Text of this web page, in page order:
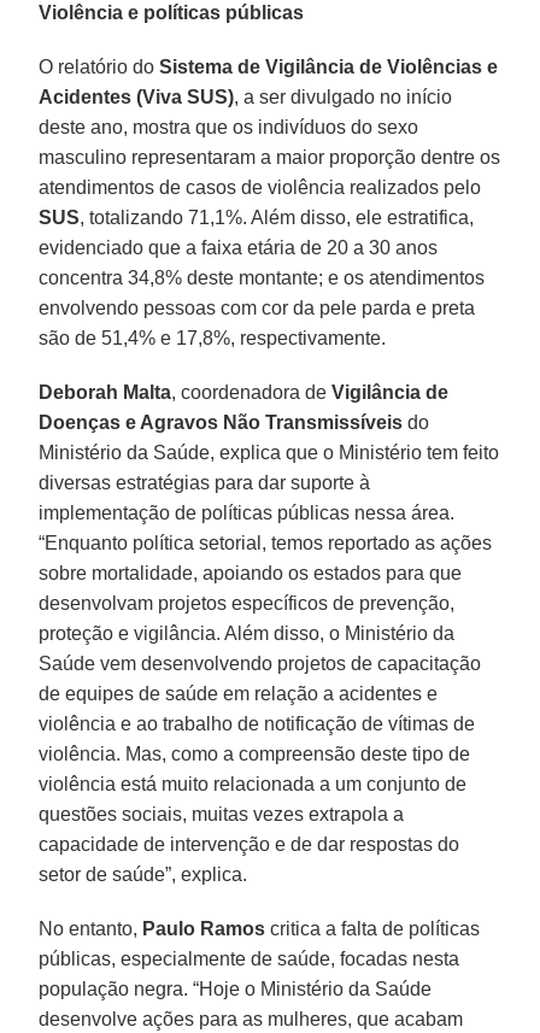
Violência e políticas públicas
O relatório doSistema de Vigilância de Violências e
Acidentes (Viva SUS), a ser divulgado no início
deste ano, mostra que os indivíduos do sexo
masculino representaram a maior proporção dentre os
atendimentos de casos de violência realizados pelo
SUS, totalizando 71,1%. Além disso, ele estratifica,
evidenciado que a faixa etária de 20 a 30 anos
concentra 34,8% deste montante; e os atendimentos
envolvendo pessoas com cor da pele parda e preta
são de 51,4% e 17,8%, respectivamente.
Deborah Malta, coordenadora deVigilância de
Doenças e Agravos Não Transmissíveis do
Ministério da Saúde, explica que o Ministério tem feito
diversas estratégias para dar suporte à
implementação de políticas públicas nessa área.
“Enquanto política setorial, temos reportado as ações
sobre mortalidade, apoiando os estados para que
desenvolvam projetos específicos de prevenção,
proteção e vigilância. Além disso, o Ministério da
Saúde vem desenvolvendo projetos de capacitação
de equipes de saúde em relação a acidentes e
violência e ao trabalho de notificação de vítimas de
violência. Mas, como a compreensão deste tipo de
violência está muito relacionada a um conjunto de
questões sociais, muitas vezes extrapola a
capacidade de intervenção e de dar respostas do
setor de saúde”, explica.
No entanto, Paulo Ramos critica a falta de políticas
públicas, especialmente de saúde, focadas nesta
população negra. “Hoje o Ministério da Saúde
desenvolve ações para as mulheres, que acabam